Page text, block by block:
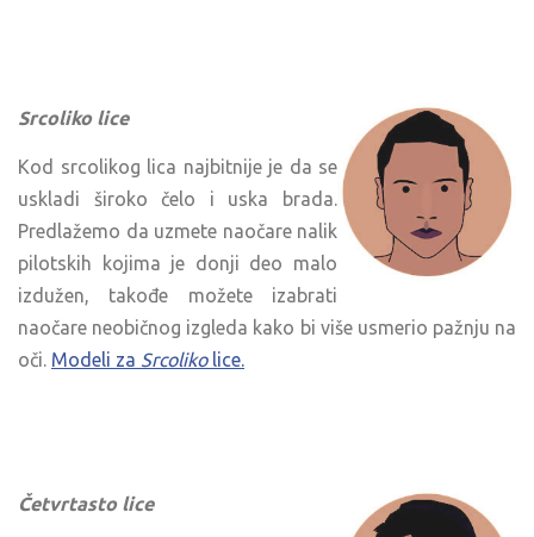
Srcoliko lice
Kod srcolikog lica najbitnije je da se
uskladi široko čelo i uska brada.
Predlažemo da uzmete naočare nalik
pilotskih kojima je donji deo malo
izdužen, takođe možete izabrati
naočare neobičnog izgleda kako bi više usmerio pažnju na
oči. Modeli za Srcoliko lice.
Četvrtasto lice